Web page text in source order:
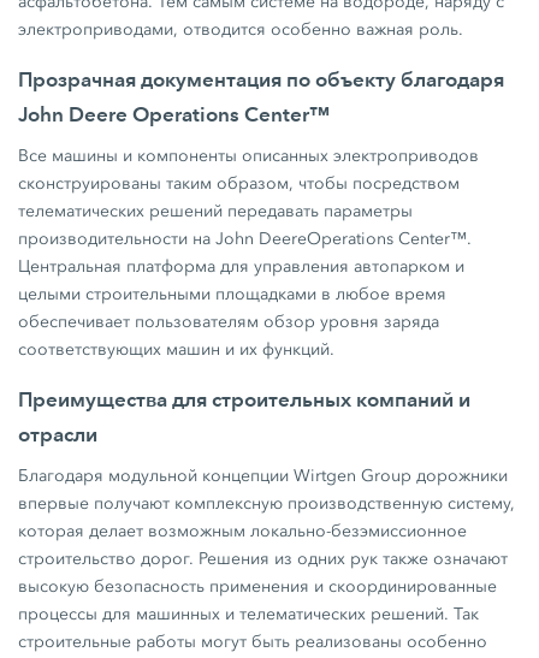
электроприводами, отводится особенно важная роль.
Прозрачная документация по объекту благодаря
John Deere Operations Center™
Все машины и компоненты описанных электроприводов
сконструированы таким образом, чтобы посредством
телематических решений передавать параметры
производительности на John DeereOperations Center™.
Центральная платформа для управления автопарком и
целыми строительными площадками в любое время
обеспечивает пользователям обзор уровня заряда
соответствующих машин и их функций.
Преимущества для строительных компаний и
отрасли
Благодаря модульной концепции Wirtgen Group дорожники
впервые получают комплексную производственную систему,
которая делает возможным локально-безэмиссионное
строительство дорог. Решения из одних рук также означают
высокую безопасность применения и скоординированные
процессы для машинных и телематических решений. Так
строительные работы могут быть реализованы особенно